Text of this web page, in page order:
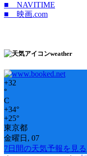
■ NAVITIME
■ 映画.com
weather
+32
°
C
+34°
+25°
東京都
金曜日, 07
7日間の天気予報を見る